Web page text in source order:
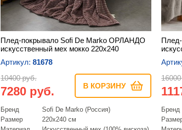
Плед-покрывало Sofi De Marko ОРЛАНДО
искусственный мех мокко 220х240
Артикул: 81678
10400 руб.
7280 руб. В КОРЗИНУ
Бренд
Sofi De Marko (Россия)
Размер
220х240 см
Бренд